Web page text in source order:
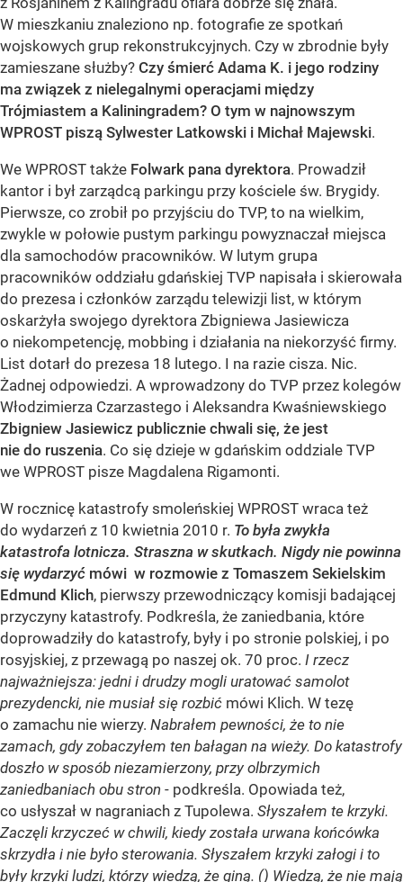
W mieszkaniu znaleziono np. fotografie ze spotkań
wojskowych grup rekonstrukcyjnych. Czy w zbrodnie były
zamieszane służby? Czy śmierć Adama K. i jego rodziny
ma związek z nielegalnymi operacjami między
Trójmiastem a Kaliningradem? O tym w najnowszym
WPROST piszą Sylwester Latkowski i Michał Majewski.
We WPROST także Folwark pana dyrektora. Prowadził
kantor i był zarządcą parkingu przy kościele św. Brygidy.
Pierwsze, co zrobił po przyjściu do TVP, to na wielkim,
zwykle w połowie pustym parkingu powyznaczał miejsca
dla samochodów pracowników. W lutym grupa
pracowników oddziału gdańskiej TVP napisała i skierowała
do prezesa i członków zarządu telewizji list, w którym
oskarżyła swojego dyrektora Zbigniewa Jasiewicza
o niekompetencję, mobbing i działania na niekorzyść firmy.
List dotarł do prezesa 18 lutego. I na razie cisza. Nic.
Żadnej odpowiedzi. A wprowadzony do TVP przez kolegów
Włodzimierza Czarzastego i Aleksandra Kwaśniewskiego
Zbigniew Jasiewicz publicznie chwali się, że jest
nie do ruszenia. Co się dzieje w gdańskim oddziale TVP
we WPROST pisze Magdalena Rigamonti.
W rocznicę katastrofy smoleńskiej WPROST wraca też
do wydarzeń z 10 kwietnia 2010 r. To była zwykła
katastrofa lotnicza. Straszna w skutkach. Nigdy nie powinna
się wydarzyć mówi w rozmowie z Tomaszem Sekielskim
Edmund Klich, pierwszy przewodniczący komisji badającej
przyczyny katastrofy. Podkreśla, że zaniedbania, które
doprowadziły do katastrofy, były i po stronie polskiej, i po
rosyjskiej, z przewagą po naszej ok. 70 proc. I rzecz
najważniejsza: jedni i drudzy mogli uratować samolot
prezydencki, nie musiał się rozbić mówi Klich. W tezę
o zamachu nie wierzy. Nabrałem pewności, że to nie
zamach, gdy zobaczyłem ten bałagan na wieży. Do katastrofy
doszło w sposób niezamierzony, przy olbrzymich
zaniedbaniach obu stron - podkreśla. Opowiada też,
co usłyszał w nagraniach z Tupolewa. Słyszałem te krzyki.
Zaczęli krzyczeć w chwili, kiedy została urwana końcówka
skrzydła i nie było sterowania. Słyszałem krzyki załogi i to
były krzyki ludzi, którzy wiedzą, że giną. () Wiedzą, że nie mają